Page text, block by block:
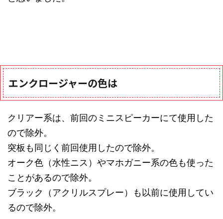
エンクロージャーの色は
クリアー系は、前回のミニスピーカーにて使用した
ので除外。
突板も同じく前回使用したので除外。
オーク色（水性ニス）やマホガニー系の色も使った
ことがあるので除外。
ブラック（アクリルスプレー）も以前に使用してい
るので除外。